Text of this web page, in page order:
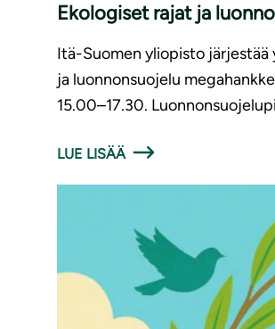
Ekologiset rajat ja
Itä-Suomen yliopisto järjestää
ja luonnonsuojelu
15.00–17.30.
LUE LISÄÄ